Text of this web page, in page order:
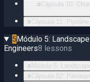
○Cápsula 10:
○Cápsula 11:
5Módulo 5:
Engineers8 lessons
○ Módulo 5:
○Cápsula 02: